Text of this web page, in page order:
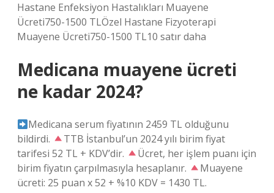
Hastane Enfeksiyon Hastalıkları Muayene
Ücreti750-1500 TLÖzel Hastane Fizyoterapi
Muayene Ücreti750-1500 TL10 satır daha
Medicana muayene ücreti
ne kadar 2024?
Medicana serum fiyatının 2459 TL olduğunu
bildirdi.
TTB İstanbul’un 2024 yılı birim fiyat
tarifesi 52 TL + KDV’dir.
Ücret, her işlem puanı için
birim fiyatın çarpılmasıyla hesaplanır.
Muayene
ücreti: 25 puan x 52 + %10 KDV = 1430 TL.